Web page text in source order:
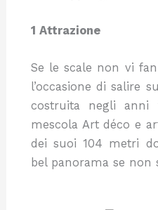
1 Attrazione
Se le scale non vi
l’occasione di salire
costruita negli anni
mescola Art déco e
dei suoi 104 metri
bel panorama se